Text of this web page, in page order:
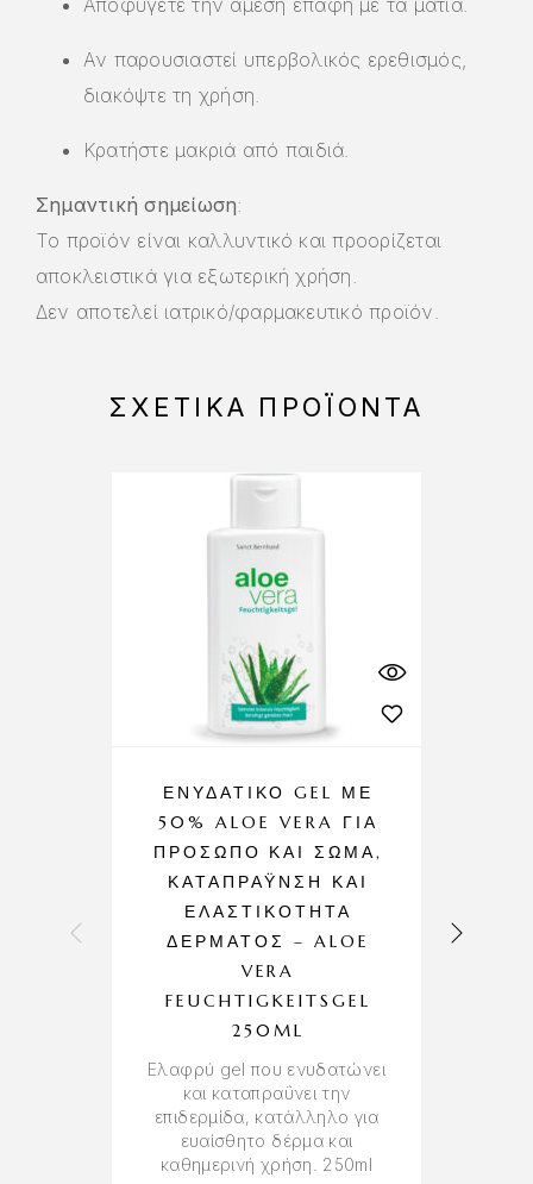
Αποφύγετε την άμεση επαφή με τα μάτια.
Αν παρουσιαστεί υπερβολικός ερεθισμός,
διακόψτε τη χρήση.
Κρατήστε μακριά από παιδιά.
Σημαντική σημείωση:
Το προϊόν είναι καλλυντικό καιπροορίζεται
αποκλειστικά για εξωτερική χρήση.
Δεν αποτελεί ιατρικό/φαρμακευτικό προϊόν.
ΣΧΕΤΙΚΆ ΠΡΟΪΌΝΤΑ
ΕΝΥΔΑΤΙΚΌ GEL ΜΕ
50% ALOE VERA ΓΙΑ
ΠΡΌΣΩΠΟ ΚΑΙ ΣΏΜΑ,
ΚΑΤΑΠΡΆΥΝΣΗ ΚΑΙ
ΕΛΑΣΤΙΚΌΤΗΤΑ
ΔΈΡΜΑΤΟΣ – ALOE
VERA
FEUCHTIGKEITSGEL
250ML
Ελαφρύ gel που ενυδατώνει
και καταπραΰνει την
επιδερμίδα, κατάλληλο για
ευαίσθητο δέρμα και
καθημερινή χρήση. 250ml